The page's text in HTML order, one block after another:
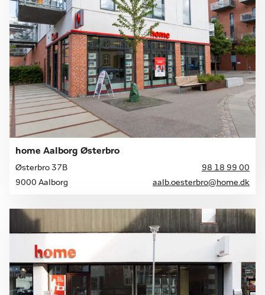
home Aalborg Østerbro
Østerbro 37B
98 18 99 00
9000 Aalborg
aalb.oesterbro@home.dk